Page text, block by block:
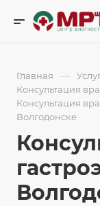
Главная —
Консультация
Консультация
Волгодонске